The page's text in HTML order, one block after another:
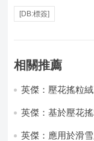
[DB:標簽]
相關推薦
英傑：壓花搖粒
英傑：基於壓花
英傑：應用於滑